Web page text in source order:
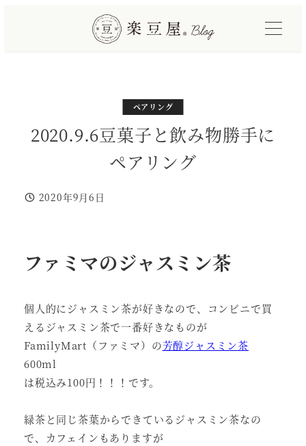
2020.9.6豆菓子と飲み物勝手に
ペアリング
投稿日
2020年9月6日
カテゴリー
ペアリング
ファミマのジャスミン茶
個人的にジャスミン茶が好きなので、コンビニで買
えるジャスミン茶で一番好きなものが
FamilyMart（ファミマ）の芳醇ジャスミン茶
600ml
は税込み100円！！！です。
緑茶と同じ茶葉からできているジャスミン茶なの
で、カフェインもありますが